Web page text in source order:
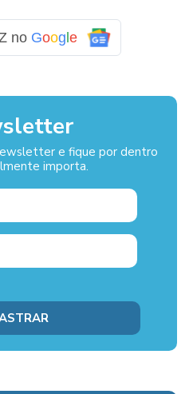
no Goog e
e fique por dentro
importa.